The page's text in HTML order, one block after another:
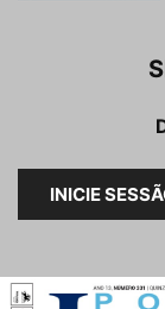
INICIE